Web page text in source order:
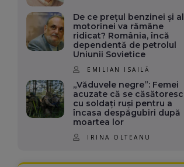
De ce prețul benzinei și al
motorinei va rămâne
ridicat? România, încă
dependentă de petrolul
Uniunii Sovietice
EMILIAN ISAILĂ
„Văduvele negre”: Femei
acuzate că se căsătoresc
cu soldați ruși pentru a
încasa despăgubiri după
moartea lor
IRINA OLTEANU